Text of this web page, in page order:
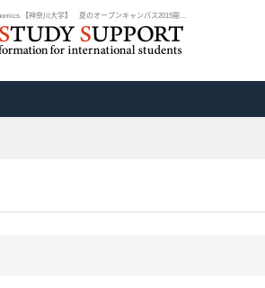
Kanagawa University Economics 【神奈川大学】 夏のオープンキャンパス2015開催....